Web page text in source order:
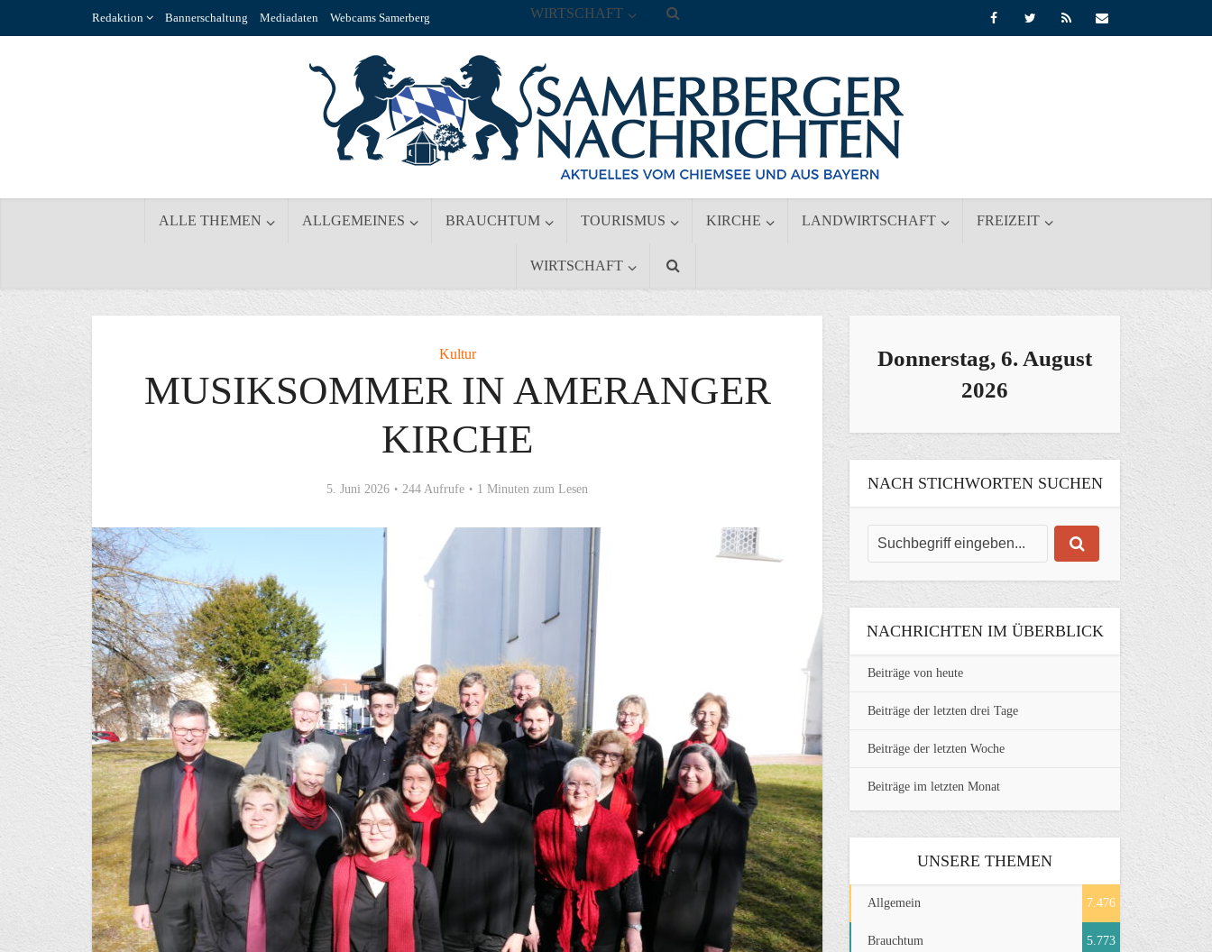
Redaktion Bannerschaltung Mediadaten Webcams Samerberg
ALLE THEMEN ALLGEMEINES BRAUCHTUM TOURISMUS KIRCHE LANDWIRTSCHAFT FREIZEIT
WIRTSCHAFT
WIRTSCHAFT
Kultur
MUSIKSOMMER IN AMERANGER
KIRCHE
5. Juni 2026 244 Aufrufe 1 Minuten zum Lesen
Donnerstag, 6. August
2026
NACH STICHWORTEN SUCHEN
NACHRICHTEN IM ÜBERBLICK
Beiträge von heute
Beiträge der letzten drei Tage
Beiträge der letzten Woche
Beiträge im letzten Monat
UNSERE THEMEN
Allgemein 7.476
Brauchtum 5.773